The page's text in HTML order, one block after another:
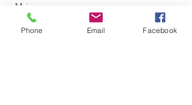
Maio
2023
Abril
Phone Email Facebook